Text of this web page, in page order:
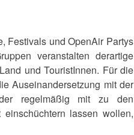
Festivals und OpenAir Partys
veranstalten derartige
und TouristInnen. Für die
Auseinandersetzung mit der
regelmäßig mit zu den
lassen wollen,